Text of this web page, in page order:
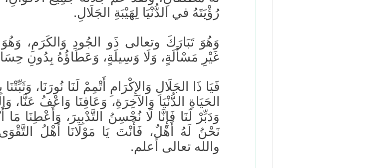
رُؤْيَتَهُ في الدُّنْيَا لِهَيْبَةِ الجَلَالِ.
وَهُوَ تَبَارَكَ وتعالى ذَو الجُودِ وَالكَرَمِ،
غَيْرِ مَسْأَلَةٍ، وَلَا وَسِيلَةٍ، وَعَطَاؤُهُ بِدُونِ
فَيَا ذَا الجَلَالِ وَالإِكْرَامِ أَتْمِمْ لَنَا نُورَنَا،
الحَيَاةِ الدُّنْيَا وَالآخِرَةِ، وَعَافِنَا وَاعْفُ عَنَّا،
وَدَبِّرْ لَنَا فَإِنَّا لَا نُحْسِنُ التَّدْبِيرَ، وَأَعْطِنَا
نَحْنُ لَهُ أَهْلٌ، فَأَنْتَ يَا مَوْلَانَا أَهْلُ
والله تعالى أعلم.